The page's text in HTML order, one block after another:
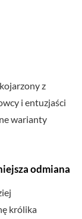
z
i entuzjaści
warianty
odmiana
królika